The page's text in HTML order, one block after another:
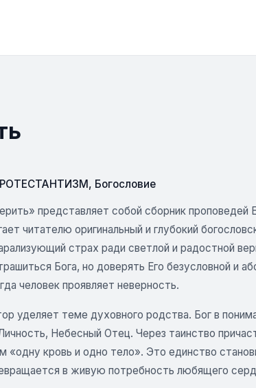
, Богословие
представляет собой сборник проповедей
читателю оригинальный и глубокий
страх ради светлой и радостной
Бога, но доверять Его безусловной и
человек проявляет неверность.
уделяет теме духовного родства. Бог в
Небесный Отец. Через таинство
«одну кровь и одно тело». Это единство
в живую потребность любящего